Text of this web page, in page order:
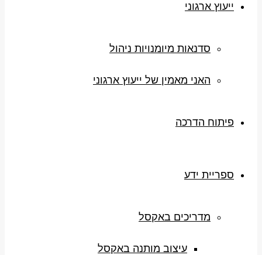
ייעוץ ארגוני
סדנאות מיומנויות ניהול
האני מאמין של ייעוץ ארגוני
פיתוח הדרכה
ספריית ידע
מדריכים באקסל
עיצוב מותנה באקסל